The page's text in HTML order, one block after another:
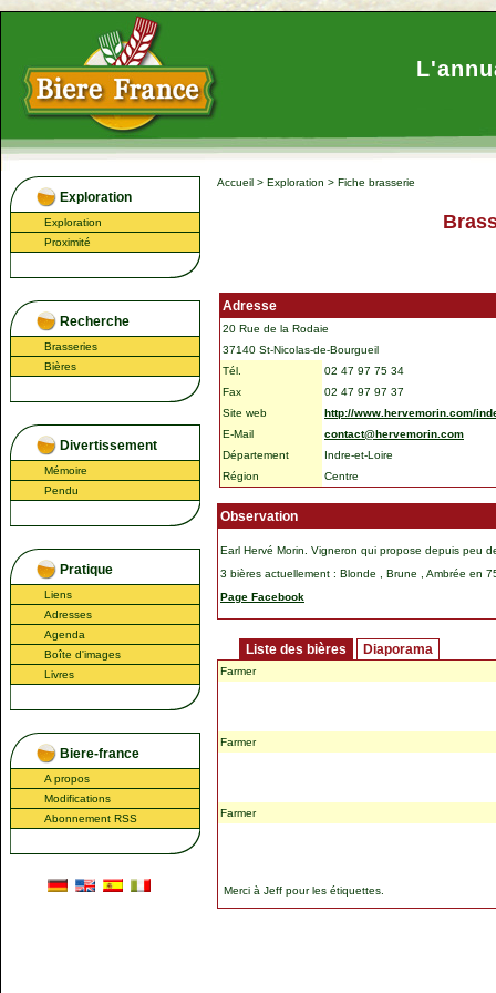
Exploration
Exploration
Proximité
Recherche
Brasseries
Bières
Divertissement
Mémoire
Pendu
Pratique
Liens
Adresses
Agenda
Boîte d'images
Livres
Biere-france
A propos
Modifications
Abonnement RSS
Accueil > Exploration > Fiche brasserie
Adresse
20 Rue de la Rodaie
37140 St-Nicolas-de-Bourgueil
Tél.
02 47 97 75 34
Fax
02 47 97 97 37
Site web
http://www.hervemorin.com/
E-Mail
contact@hervemorin.com
Département
Indre-et-Loire
Région
Centre
Observation
Earl Hervé Morin. Vigneron qui propose depuis peu
3 bières actuellement : Blonde , Brune , Ambrée en
Page Facebook
Liste des bières Diaporama
Farmer
Farmer
Farmer
Merci à Jeff pour les étiquettes.